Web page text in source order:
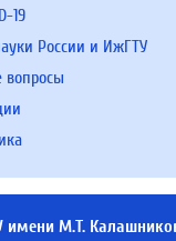
19
России и ИжГТУ
вопросы
М.Т.